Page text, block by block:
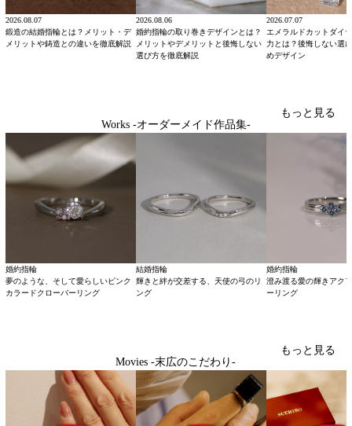
2026.08.07
鍛造の結婚指輪とは？メリット・デ
メリットや鋳造との違いを徹底解説
2026.08.06
婚約指輪の取り巻きデザインとは？
メリットやデメリットと後悔しない
選び方を徹底解説
2026.07.07
エメラルドカットダイ
力とは？後悔しない選
めデザイン
Works -オーダーメイド作品集-
もっと見る
婚約指輪
夢のような、そして愛らしいピンク
カラードクローバーリング
結婚指輪
輝きと絆が交差する、天使の弓のリ
ング
婚約指輪
澄み渡る愛の輝きアク
ーリング
Movies -末広のこだわり-
もっと見る